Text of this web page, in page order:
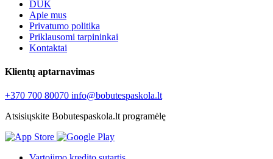
DUK
Apie mus
Privatumo politika
Priklausomi tarpininkai
Kontaktai
Klientų aptarnavimas
+370 700 80070 info@bobutespaskola.lt
Atsisiųskite Bobutespaskola.lt programėlę